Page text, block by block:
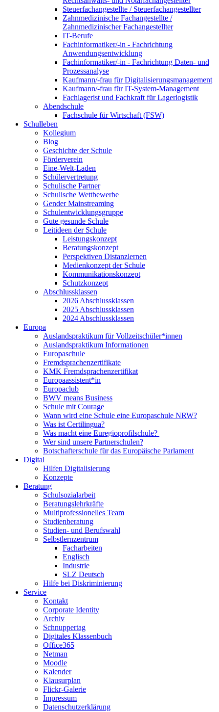
Steuerfachangestellte / Steuerfachangestellter
Zahnmedizinische Fachangestellte /
Zahnmedizinischer Fachangestellter
IT-Berufe
Fachinformatiker/-in - Fachrichtung
Anwendungsentwicklung
Fachinformatiker/-in - Fachrichtung Daten- und
Prozessanalyse
Kaufmann/-frau für Digitalisierungsmanagement
Kaufmann/-frau für IT-System-Management
Fachlagerist und Fachkraft für Lagerlogistik
Abendschule
Fachschule für Wirtschaft (FSW)
Schulleben
Kollegium
Blog
Geschichte der Schule
Förderverein
Eine-Welt-Laden
Schülervertretung
Schulische Partner
Schulische Wettbewerbe
Gender Mainstreaming
Schulentwicklungsgruppe
Gute gesunde Schule
Leitideen der Schule
Leistungskonzept
Beratungskonzept
Perspektiven Distanzlernen
Medienkonzept der Schule
Kommunikationskonzept
Schutzkonzept
Abschlussklassen
2026 Abschlussklassen
2025 Abschlussklassen
2024 Abschlussklassen
Europa
Auslandspraktikum für Vollzeitschüler*innen
Auslandspraktikum Informationen
Europaschule
Fremdsprachenzertifikate
KMK Fremdsprachenzertifikat
Europaassistent*in
Europaclub
BWV means Business
Schule mit Courage
Wann wird eine Schule eine Europaschule NRW?
Was ist Certilingua?
Was macht eine Euregioprofilschule?
Wer sind unsere Partnerschulen?
Botschafterschule für das Europäische Parlament
Digital
Hilfen Digitalisierung
Konzepte
Beratung
Schulsozialarbeit
Beratungslehrkräfte
Multiprofessionelles Team
Studienberatung
Studien- und Berufswahl
Selbstlernzentrum
Facharbeiten
Englisch
Industrie
SLZ Deutsch
Hilfe bei Diskriminierung
Service
Kontakt
Corporate Identity
Archiv
Schnuppertag
Digitales Klassenbuch
Office365
Netman
Moodle
Kalender
Klausurplan
Flickr-Galerie
Impressum
Datenschutzerklärung